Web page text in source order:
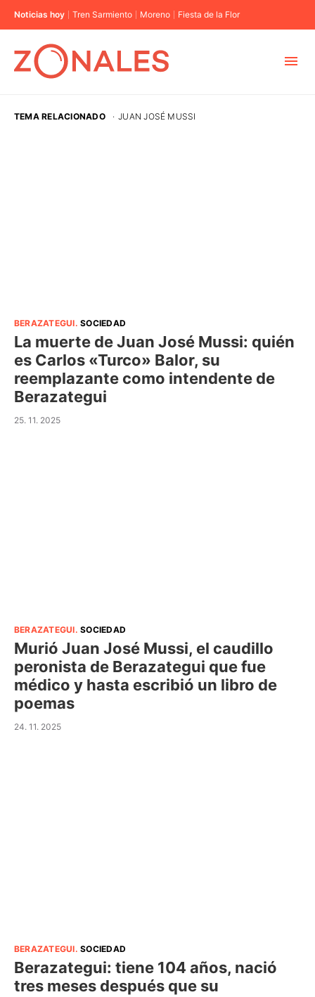
Noticias hoy Tren Sarmiento Moreno Fiesta de la Flor
TEMA RELACIONADO · JUAN JOSÉ MUSSI
BERAZATEGUI.SOCIEDAD
La muerte de Juan José Mussi: quién
es Carlos «Turco» Balor, su
reemplazante como intendente de
Berazategui
25. 11. 2025
BERAZATEGUI.SOCIEDAD
Murió Juan José Mussi, el caudillo
peronista de Berazategui que fue
médico y hasta escribió un libro de
poemas
24. 11. 2025
BERAZATEGUI.SOCIEDAD
Berazategui: tiene 104 años, nació
tres meses después que su